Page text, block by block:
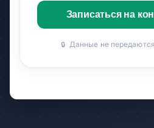
Записаться на
🔒 Данные не